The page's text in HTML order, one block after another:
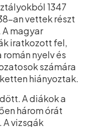
1347
an vettek részt
magyar
iratkozott fel,
nyelv és
számára
hiányoztak.
A diákok a
három órát
vizsgák